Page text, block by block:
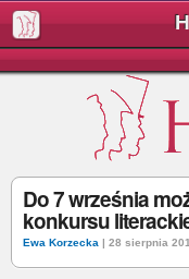
Do 7 września
konkursu
Ewa Korzecka | 28 sierpnia